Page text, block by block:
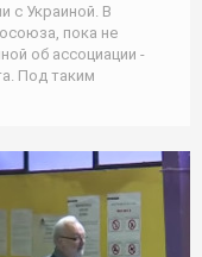
с Украиной. В
пока не
об ассоциации -
Под таким